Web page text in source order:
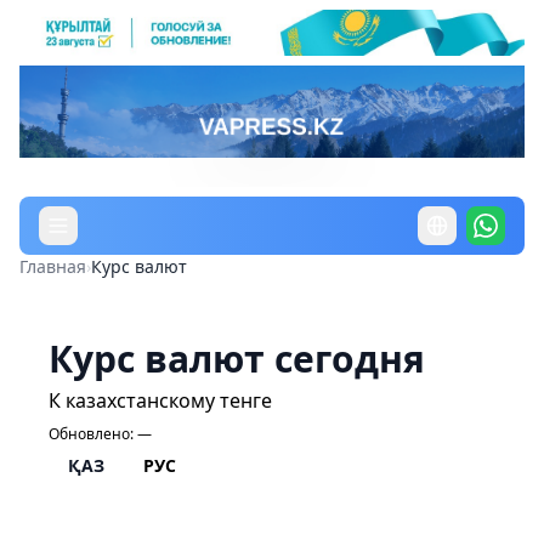
Главная›Курс валют
Курс валют сегодня
К казахстанскому тенге
Обновлено:—
ҚАЗ РУС